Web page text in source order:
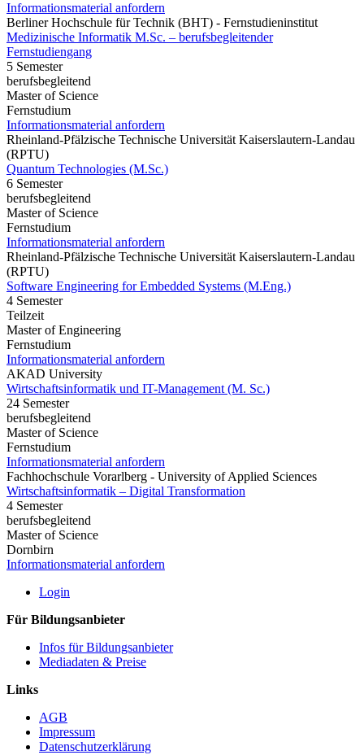
Informationsmaterial anfordern
Berliner Hochschule für Technik (BHT) - Fernstudieninstitut
Medizinische Informatik M.Sc. – berufsbegleitender
Fernstudiengang
5 Semester
berufsbegleitend
Master of Science
Fernstudium
Informationsmaterial anfordern
Rheinland-Pfälzische Technische Universität Kaiserslautern-Landau
(RPTU)
Quantum Technologies (M.Sc.)
6 Semester
berufsbegleitend
Master of Science
Fernstudium
Informationsmaterial anfordern
Rheinland-Pfälzische Technische Universität Kaiserslautern-Landau
(RPTU)
Software Engineering for Embedded Systems (M.Eng.)
4 Semester
Teilzeit
Master of Engineering
Fernstudium
Informationsmaterial anfordern
AKAD University
Wirtschaftsinformatik und IT-Management (M. Sc.)
24 Semester
berufsbegleitend
Master of Science
Fernstudium
Informationsmaterial anfordern
Fachhochschule Vorarlberg - University of Applied Sciences
Wirtschaftsinformatik – Digital Transformation
4 Semester
berufsbegleitend
Master of Science
Dornbirn
Informationsmaterial anfordern
Login
Für Bildungsanbieter
Infos für Bildungsanbieter
Mediadaten & Preise
Links
AGB
Impressum
Datenschutzerklärung